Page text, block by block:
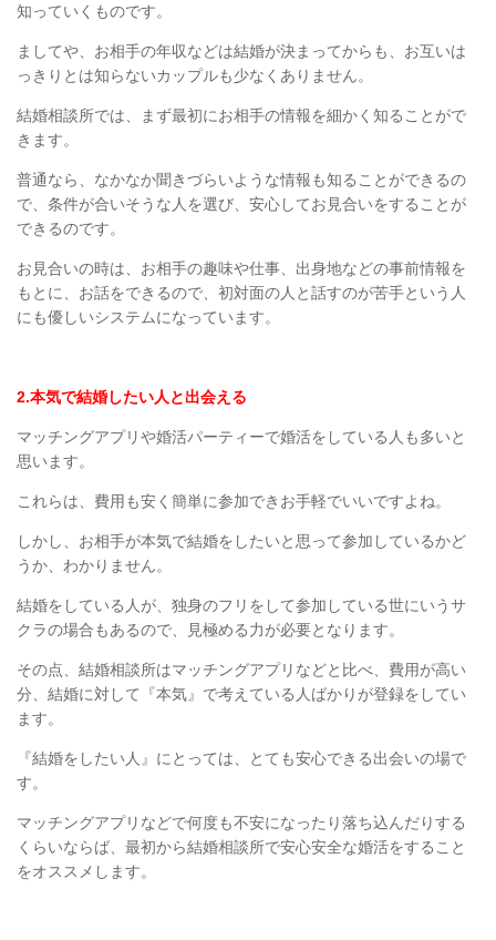
知っていくものです。
ましてや、お相手の年収などは結婚が決まってからも、お互いは
っきりとは知らないカップルも少なくありません。
結婚相談所では、まず最初にお相手の情報を細かく知ることがで
きます。
普通なら、なかなか聞きづらいような情報も知ることができるの
で、条件が合いそうな人を選び、安心してお見合いをすることが
できるのです。
お見合いの時は、お相手の趣味や仕事、出身地などの事前情報を
もとに、お話をできるので、初対面の人と話すのが苦手という人
にも優しいシステムになっています。
2.本気で結婚したい人と出会える
マッチングアプリや婚活パーティーで婚活をしている人も多いと
思います。
これらは、費用も安く簡単に参加できお手軽でいいですよね。
しかし、お相手が本気で結婚をしたいと思って参加しているかど
うか、わかりません。
結婚をしている人が、独身のフリをして参加している世にいうサ
クラの場合もあるので、見極める力が必要となります。
その点、結婚相談所はマッチングアプリなどと比べ、費用が高い
分、結婚に対して『本気』で考えている人ばかりが登録をしてい
ます。
『結婚をしたい人』にとっては、とても安心できる出会いの場で
す。
マッチングアプリなどで何度も不安になったり落ち込んだりする
くらいならば、最初から結婚相談所で安心安全な婚活をすること
をオススメします。